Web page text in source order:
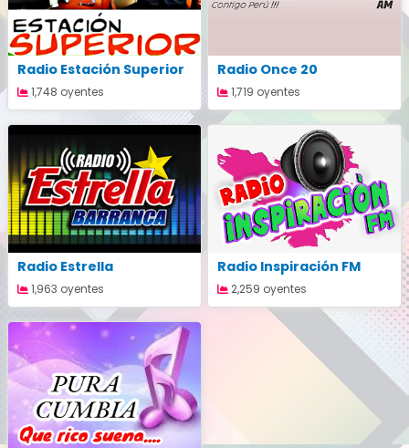
Radio Estación Superior
1,748 oyentes
Radio Once 20
1,719 oyentes
Radio Estrella
1,963 oyentes
Radio Inspiración FM
2,259 oyentes